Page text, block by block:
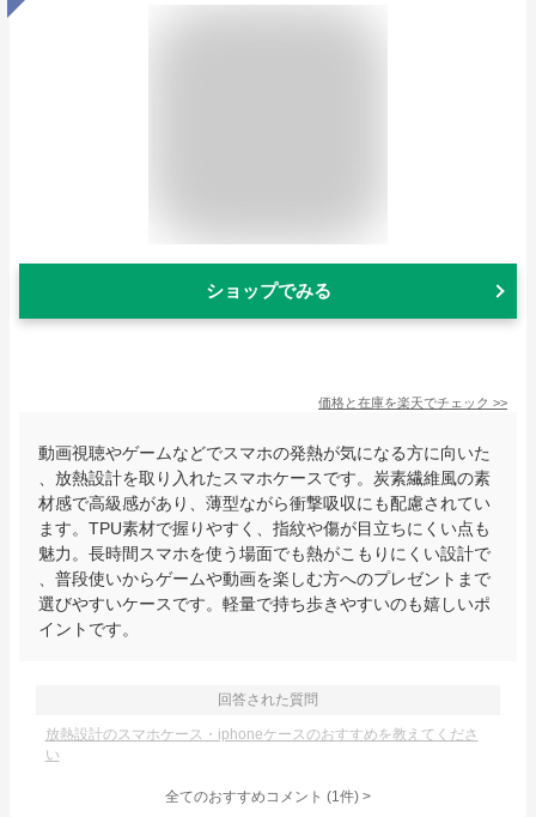
ショップでみる
価格と在庫を楽天でチェック >>
動画視聴やゲームなどでスマホの発熱が気になる方に向いた
、放熱設計を取り入れたスマホケースです。炭素繊維風の素
材感で高級感があり、薄型ながら衝撃吸収にも配慮されてい
ます。TPU素材で握りやすく、指紋や傷が目立ちにくい点も
魅力。長時間スマホを使う場面でも熱がこもりにくい設計で
、普段使いからゲームや動画を楽しむ方へのプレゼントまで
選びやすいケースです。軽量で持ち歩きやすいのも嬉しいポ
イントです。
回答された質問
放熱設計のスマホケース・iphoneケースのおすすめを教えてくださ
い
全てのおすすめコメント (1件) >